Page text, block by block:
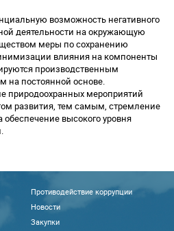
возможность негативного
деятельности на окружающую
меры по сохранению
влияния на компоненты
производственным
на постоянной основе.
природоохранных мероприятий
развития, тем самым, стремление
высокого уровня
Противодействие коррупции
Новости
Закупки